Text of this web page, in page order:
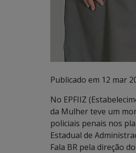
Publicado em 12 mar
No EPFIIZ
da Mulher teve um
policiais penais nos
Estadual de
Fala BR pela direção